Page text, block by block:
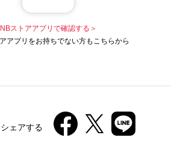
NBストアアプリで確認する＞
アプリをお持ちでない方もこちらから
ェアする